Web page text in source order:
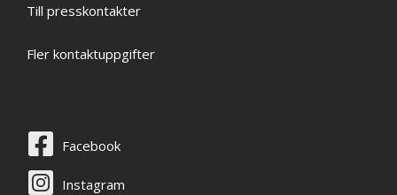
Till presskontakter
Fler kontaktuppgifter
Facebook
Instagram